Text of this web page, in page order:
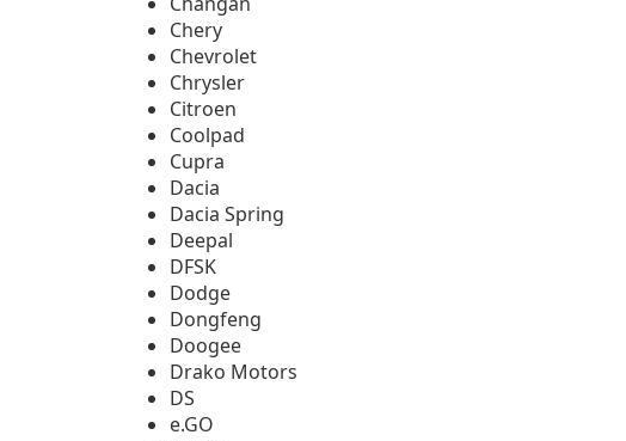
Chery
Chevrolet
Chrysler
Citroen
Coolpad
Cupra
Dacia
Dacia Spring
Deepal
DFSK
Dodge
Dongfeng
Doogee
Drako Motors
DS
e.GO